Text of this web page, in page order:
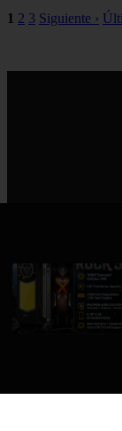
1 2 3 Siguiente ›
© 2026
Sitemap
|RSS|
Aviso legal|